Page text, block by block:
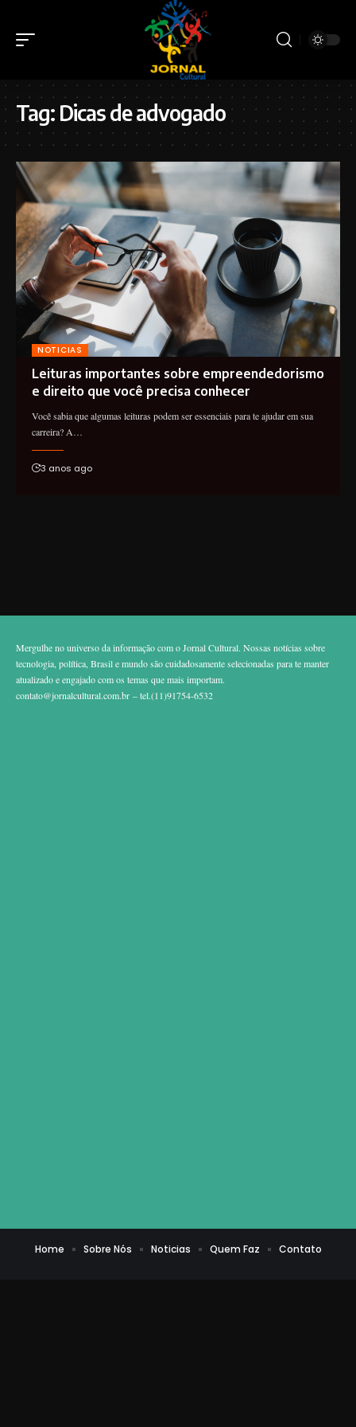
Tag: Dicas de advogado
NOTICIAS
Leituras importantes sobre empreendedorismo
e direito que você precisa conhecer
Você sabia que algumas leituras podem ser essenciais para te ajudar em sua
carreira? A…
3 anos ago
Mergulhe no universo da informação com o Jornal Cultural. Nossas notícias sobre
tecnologia, política, Brasil e mundo são cuidadosamente selecionadas para te manter
atualizado e engajado com os temas que mais importam.
contato@jornalcultural.com.br – tel.(11)91754-6532
Home Sobre Nós Noticias Quem Faz Contato